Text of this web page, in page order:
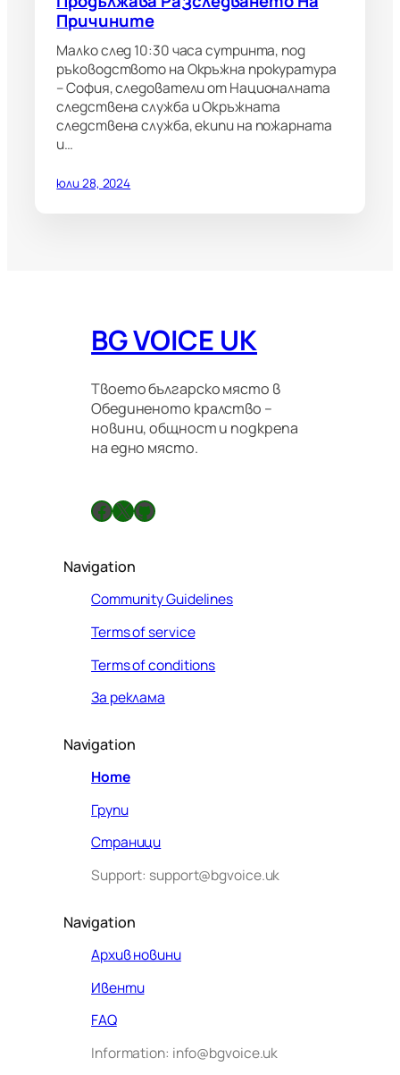
Причините
Малко след 10:30 часа сутринта, под
ръководството на Окръжна прокуратура
– София, следователи от Националната
следствена служба и Окръжната
следствена служба, екипи на пожарната
и…
юли 28, 2024
BG VOICE UK
Твоето българско място в
Обединеното кралство –
новини, общност и подкрепа
на едно място.
Facebook X GitHub
Navigation
Community Guidelines
Terms of service
Terms of conditions
За реклама
Navigation
Home
Групи
Страници
Support: support@bgvoice.uk
Navigation
Архив новини
Ивенти
FAQ
Information: info@bgvoice.uk
VOICE UK. С какво мога да